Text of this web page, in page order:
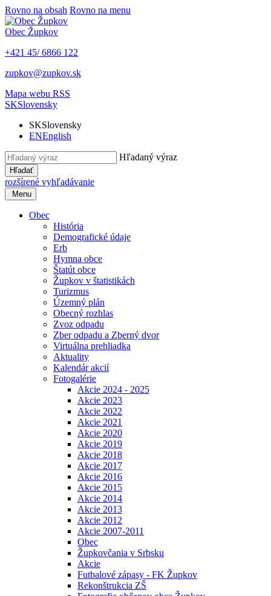
Rovno na obsah Rovno na menu
Obec Župkov
+421 45/ 6866 122
zupkov@zupkov.sk
Mapa webu RSS
SKSlovensky
SKSlovensky
ENEnglish
Hľadaný výraz
Hľadať
rozšírené vyhľadávanie
Menu
Obec
História
Demografické údaje
Erb
Hymna obce
Štatút obce
Župkov v štatistikách
Turizmus
Územný plán
Obecný rozhlas
Zvoz odpadu
Zber odpadu a Zberný dvor
Virtuálna prehliadka
Aktuality
Kalendár akcií
Fotogalérie
Akcie 2024 - 2025
Akcie 2023
Akcie 2022
Akcie 2021
Akcie 2020
Akcie 2019
Akcie 2018
Akcie 2017
Akcie 2016
Akcie 2015
Akcie 2014
Akcie 2013
Akcie 2012
Akcie 2007-2011
Obec
Župkovčania v Srbsku
Akcie
Futbalové zápasy - FK Župkov
Rekonštrukcia ZŠ